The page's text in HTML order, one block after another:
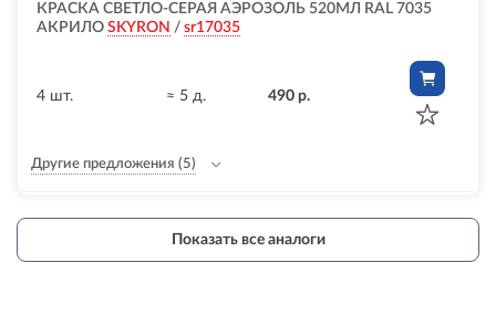
КРАСКА СВЕТЛО-СЕРАЯ АЭРОЗОЛЬ 520МЛ RAL 7035
АКРИЛО SKYRON / sr17035
4 шт. ≈ 5 д. 490 р.
Другие предложения (5)
Показать все аналоги